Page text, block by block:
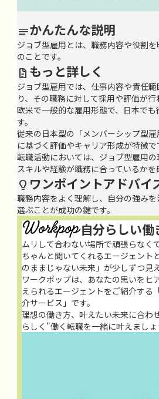
かんたんな説明
ジョブ型雇用とは、職務内容や役割
のことです。
 もっと詳しく
ジョブ型雇用では、仕事内容や責任
り、その職務に対して採用や評価が行
欧米で一般的な雇用形態で、日本で
す。
従来の日本型の「メンバーシップ型
に基づく評価やキャリア形成が特徴で
転職活動においては、ジョブ型雇用
スキルや経験が職務に合っているかを
 ワンポイントアドバイ
職務内容をよく理解し、自分の強み
選ぶことが成功の鍵です。
自分らしい
ムリして合わない場所で頑張らなく
ちゃんと聞いてくれるエージェント
のままじゃない未来」が少しずつ見
ワークポップは、あなたの思いをヒ
えられるエージェントをご紹介する
介サービス」です。
理想の働き方、叶えたい未来に合わ
らしく"働く転職を一緒に叶えましょ